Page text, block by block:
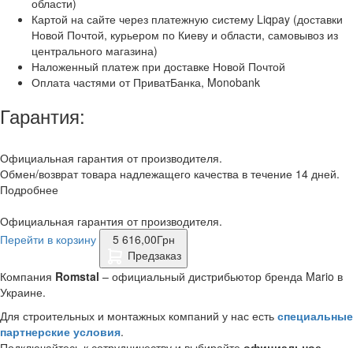
Картой на сайте через платежную систему Liqpay (доставки
Новой Почтой, курьером по Киеву и области, самовывоз из
центрального магазина)
Наложенный платеж при доставке Новой Почтой
Оплата частями от ПриватБанка, Monobank
Гарантия:
Официальная гарантия от производителя.
Обмен/возврат товара надлежащего качества в течение 14 дней.
Подробнее
Официальная гарантия от производителя.
Перейти в корзину
5 616,00Грн
Предзаказ
Компания Romstal – официальный дистрибьютор бренда Mario в
Украине.
Для строительных и монтажных компаний у нас есть специальные
партнерские условия.